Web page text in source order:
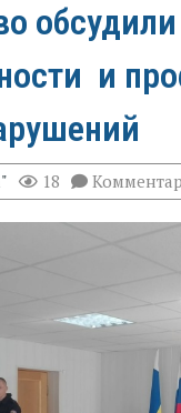
и
18